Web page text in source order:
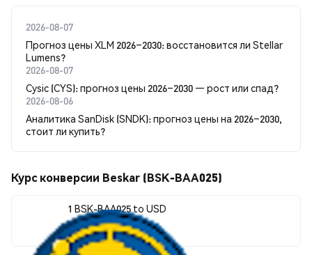
2026-08-07
Прогноз цены XLM 2026–2030: восстановится ли Stellar
Lumens?
2026-08-07
Cysic (CYS): прогноз цены 2026–2030 — рост или спад?
2026-08-06
Аналитика SanDisk (SNDK): прогноз цены на 2026–2030,
стоит ли купить?
Курс конверсии Beskar (BSK-BAA025)
1 BSK-BAA025 to USD
$0.0000002